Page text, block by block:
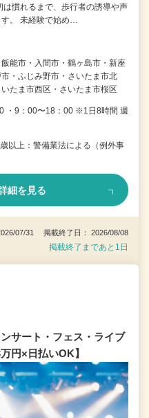
慣れるまで、歩行者の誘導や声
。 未経験で始め…
能市・入間市・鶴ヶ島市・新座
・ふじみ野市・さいたま市北
たま市西区・さいたま市桜区
・9：00〜18：00 ※1日8時間 週
以上：警備業法による（例外事
細を見る
07/31 掲載終了日： 2026/08/08
掲載終了まであと1日
サート・フェス・ライブ
円×日払いOK】